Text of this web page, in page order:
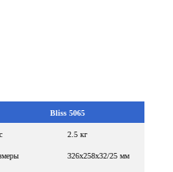
Bliss 5065
2.5 кг
326x258x32/25 мм